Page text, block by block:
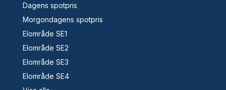
Dagens spotpris
Morgondagens spotpris
Elområde SE1
Elområde SE2
Elområde SE3
Elområde SE4